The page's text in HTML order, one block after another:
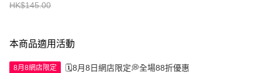
HK$145.00
本商品適用活動
8月8網店限定 🗓️8月8日網店限定💭全場88折優惠